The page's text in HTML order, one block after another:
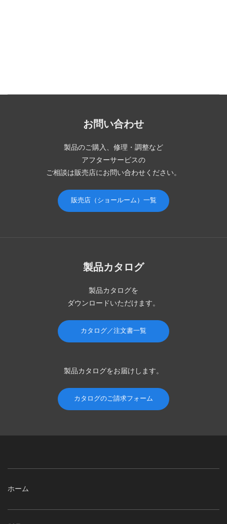
お問い合わせ
製品のご購入、修理・調整など
アフターサービスの
ご相談は販売店にお問い合わせください。
販売店（ショールーム）一覧
製品カタログ
製品カタログを
ダウンロードいただけます。
カタログ／注文書一覧
製品カタログをお届けします。
カタログのご請求フォーム
ホーム